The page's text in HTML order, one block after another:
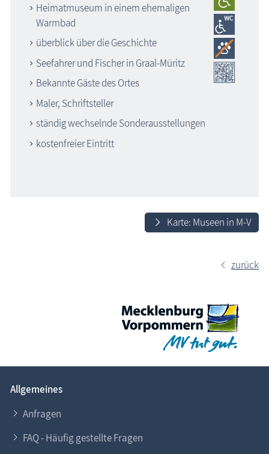
Heimatmuseum in einem ehemaligen
Warmbad
überblick über die Geschichte
Seefahrer und Fischer in Graal-Müritz
Bekannte Gäste des Ortes
Maler, Schriftsteller
ständig wechselnde Sonderausstellungen
kostenfreier Eintritt
Karte: Museen in M-V
zurück
Allgemeines
Anfragen
FAQ - Häufig gestellte Fragen